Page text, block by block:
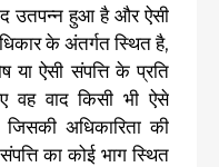
उतपन्न हुआ है और ऐसी
के अंतर्गत स्थित है,
या ऐसी संपत्ति के प्रति
वह वाद किसी भी ऐसे
अधिकारिता की
का कोई भाग स्थित